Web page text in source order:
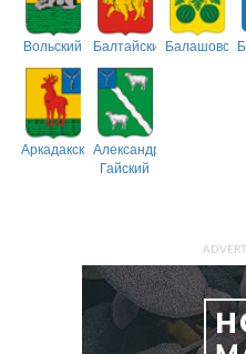
Вольский Балтайский
АркадакскийАлександрово-
Гайский